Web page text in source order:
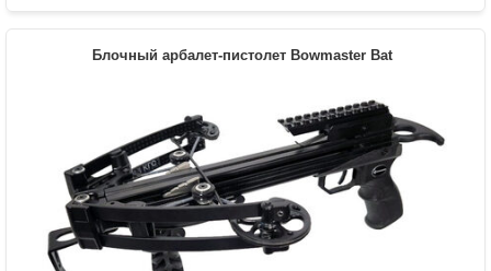
Блочный арбалет-пистолет Bowmaster Bat